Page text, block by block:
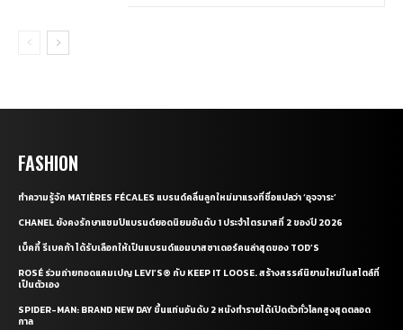
FASHION
ทำความรู้จัก MATIÈRES FÉCALES แบรนด์คลื่นลูกใหม่มาแรงที่ชื่อแปลว่า ‘อุจจาระ’
CHANEL ยังคงรักษาแชมป์แบรนด์ยอดนิยมอันดับ 1 ประจำไตรมาสที่ 2 ของปี 2026
เบ็คกี้ รีเบคก้า ได้รับเลือกให้เป็นแบรนด์แอมบาสซาเดอร์คนล่าสุดของ TOD’S
ROSÉ ร่วมถ่ายทอดแคมเปญ LEVI’S® กับ KEEP IT LOOSE. สร้างสรรค์นิยามใหม่ในสไตล์ที่
เป็นตัวเอง
SPIDER-MAN: BRAND NEW DAY ขึ้นแท่นอันดับ 2 หนังทำรายได้เปิดตัวทั่วโลกสูงสุดตลอด
กาล